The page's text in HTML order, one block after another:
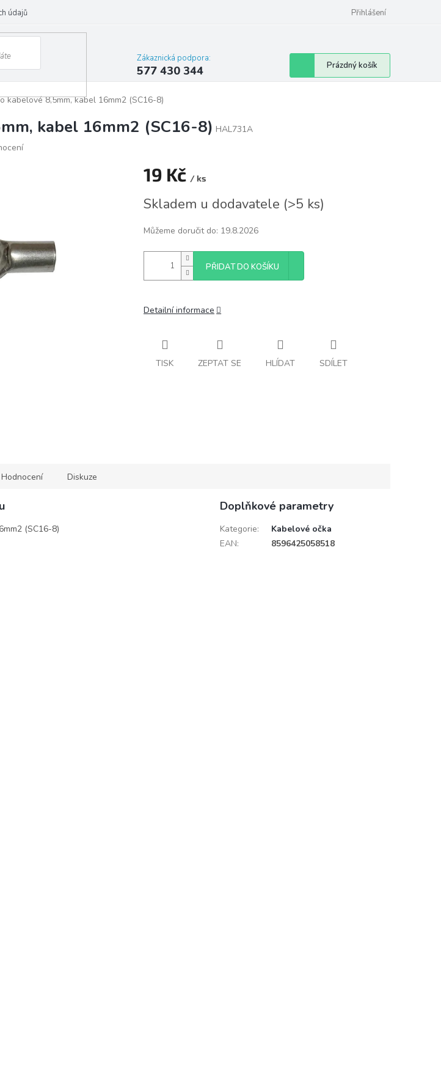
údajů Přihlášení
Zákaznická podpora:
577 430 344
Nákupní
košík
Prázdný košík
kabelové 8,5mm, kabel 16mm2 (SC16-8)
kabel 16mm2 (SC16-8) HAL731A
19 Kč / ks
cena:
Skladem u dodavatele (>5 ks)
Můžeme doručit do: 19.8.2026
PŘIDAT DO KOŠÍKU
Detailní informace
TISK ZEPTAT SE HLÍDAT SDÍLET
Hodnocení Diskuze
(SC16-8)
Doplňkové parametry
Kategorie:
Kabelové očka
EAN: 8596425058518